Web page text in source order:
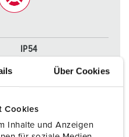
Über Cookies
Cookies
Inhalte und Anzeigen
IP54